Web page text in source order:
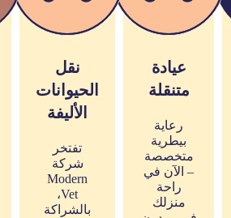
عيادة
متنقلة
رعاية
بيطرية
متخصصة
– الآن في
راحة
منزلك
نقل
الحيوانات
الأليفة
تفتخر
شركة
Modern
Vet،
بالشراكة